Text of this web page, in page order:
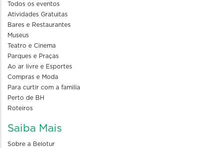
Todos os eventos
Atividades Gratuitas
Bares e Restaurantes
Museus
Teatro e Cinema
Parques e Praças
Ao ar livre e Esportes
Compras e Moda
Para curtir com a familia
Perto de BH
Roteiros
Saiba Mais
Sobre a Belotur